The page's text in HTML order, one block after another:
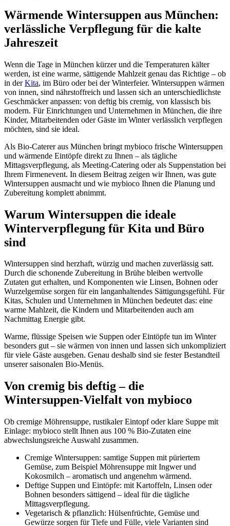
Wärmende Wintersuppen aus München:
verlässliche Verpflegung für die kalte
Jahreszeit
Wenn die Tage in München kürzer und die Temperaturen kälter
werden, ist eine warme, sättigende Mahlzeit genau das Richtige – ob
in derKita, im Büro oder bei der Winterfeier. Wintersuppen wärmen
von innen, sind nährstoffreich und lassen sich an unterschiedlichste
Geschmäcker anpassen: von deftig bis cremig, von klassisch bis
modern. Für Einrichtungen und Unternehmen in München, die ihre
Kinder, Mitarbeitenden oder Gäste im Winter verlässlich verpflegen
möchten, sind sie ideal.
Als Bio-Caterer aus München bringt mybioco frische Wintersuppen
und wärmende Eintöpfe direkt zu Ihnen – als tägliche
Mittagsverpflegung, als Meeting-Catering oder als Suppenstation bei
Ihrem Firmenevent. In diesem Beitrag zeigen wir Ihnen, was gute
Wintersuppen ausmacht und wie mybioco Ihnen die Planung und
Zubereitung komplett abnimmt.
Warum Wintersuppen die ideale
Winterverpflegung für Kita und Büro
sind
Wintersuppen sind herzhaft, würzig und machen zuverlässig satt.
Durch die schonende Zubereitung in Brühe bleiben wertvolle
Zutaten gut erhalten, und Komponenten wie Linsen, Bohnen oder
Wurzelgemüse sorgen für ein langanhaltendes Sättigungsgefühl. Für
Kitas, Schulen und Unternehmen in München bedeutet das: eine
warme Mahlzeit, die Kindern und Mitarbeitenden auch am
Nachmittag Energie gibt.
Warme, flüssige Speisen wie Suppen oder Eintöpfe tun im Winter
besonders gut – sie wärmen von innen und lassen sich unkompliziert
für viele Gäste ausgeben. Genau deshalb sind sie fester Bestandteil
unserer saisonalen Bio-Menüs.
Von cremig bis deftig – die
Wintersuppen-Vielfalt von mybioco
Ob cremige Möhrensuppe, rustikaler Eintopf oder klare Suppe mit
Einlage: mybioco stellt Ihnen aus 100 % Bio-Zutaten eine
abwechslungsreiche Auswahl zusammen.
Cremige Wintersuppen: samtige Suppen mit püriertem
Gemüse, zum Beispiel Möhrensuppe mit Ingwer und
Kokosmilch – aromatisch und angenehm wärmend.
Deftige Suppen und Eintöpfe: mit Kartoffeln, Linsen oder
Bohnen besonders sättigend – ideal für die tägliche
Mittagsverpflegung.
Vegetarisch & pflanzlich: Hülsenfrüchte, Gemüse und
Gewürze sorgen für Tiefe und Fülle, viele Varianten sind